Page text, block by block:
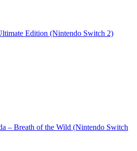
Edition (Nintendo Switch 2)
– Breath of the Wild (Nintendo Switch